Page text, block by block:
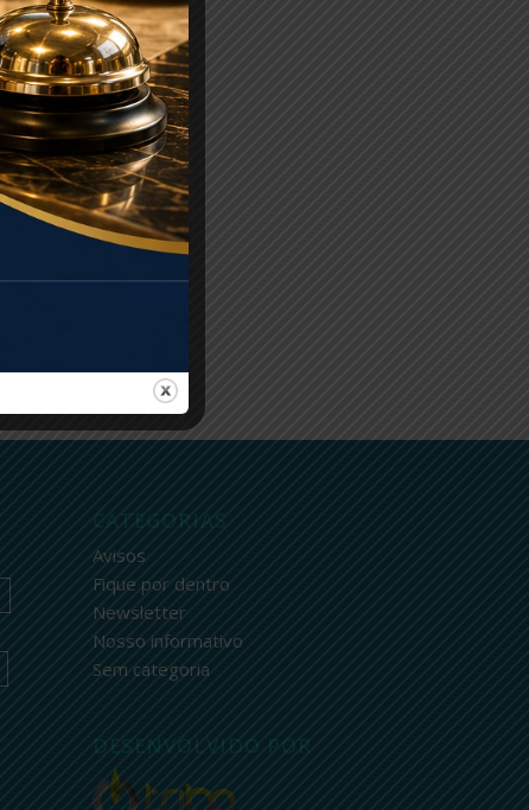
CATEGORIAS
Avisos
Fique por dentro
Newsletter
Nosso informativo
Sem categoria
DESENVOLVIDO POR